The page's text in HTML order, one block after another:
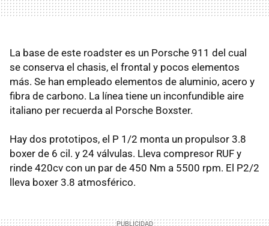
La base de este roadster es un Porsche 911 del cual
se conserva el chasis, el frontal y pocos elementos
más. Se han empleado elementos de aluminio, acero y
fibra de carbono. La línea tiene un inconfundible aire
italiano per recuerda al Porsche Boxster.
Hay dos prototipos, el P 1/2 monta un propulsor 3.8
boxer de 6 cil. y 24 válvulas. Lleva compresor RUF y
rinde 420cv con un par de 450 Nm a 5500 rpm. El P2/2
lleva boxer 3.8 atmosférico.